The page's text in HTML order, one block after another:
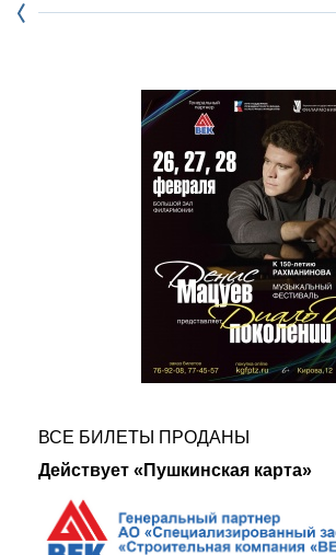
ВСЕ БИЛЕТЫ ПРОДАНЫ
Действует «Пушкинская карта»